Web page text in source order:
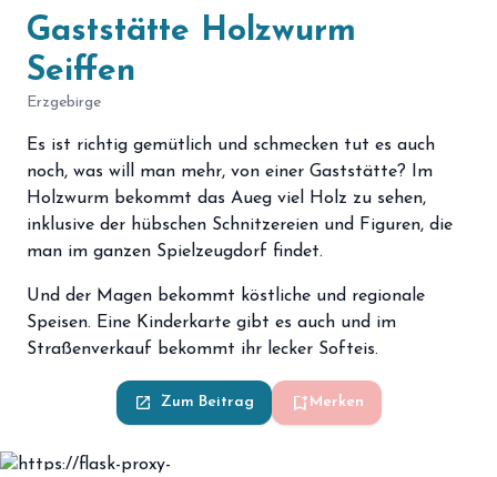
Gaststätte Holzwurm
Seiffen
Erzgebirge
Es ist richtig gemütlich und schmecken tut es auch
noch, was will man mehr, von einer Gaststätte? Im
Holzwurm bekommt das Aueg viel Holz zu sehen,
inklusive der hübschen Schnitzereien und Figuren, die
man im ganzen Spielzeugdorf findet.
Und der Magen bekommt köstliche und regionale
Speisen. Eine Kinderkarte gibt es auch und im
Straßenverkauf bekommt ihr lecker Softeis.
launch Zum Beitrag bookmark_add Merken